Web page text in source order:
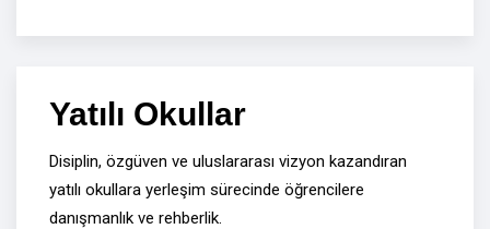
Yatılı Okullar
Disiplin, özgüven ve uluslararası vizyon kazandıran
yatılı okullara yerleşim sürecinde öğrencilere
danışmanlık ve rehberlik.